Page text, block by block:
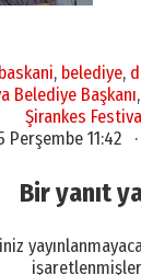
baskani, belediye,
Belediye Başkanı,
Şirankes
Perşembe
Bir yanıt